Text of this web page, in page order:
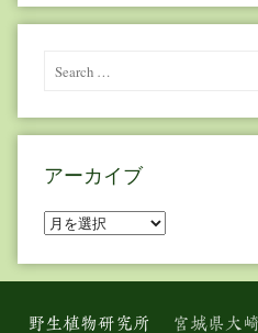
Search
アーカイブ
ア
カ
イ
野生植物研究所 宮城県大崎